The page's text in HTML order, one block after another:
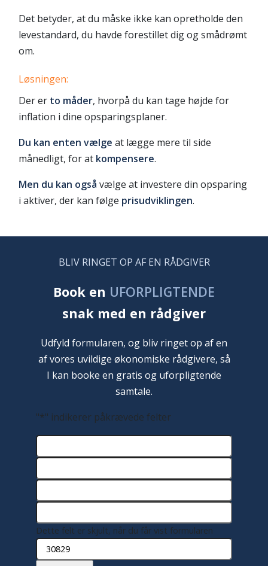
Det betyder, at du måske ikke kan opretholde den
levestandard, du havde forestillet dig og smådrømt
om.
Løsningen:
Der er to måder, hvorpå du kan tage højde for
inflation i dine opsparingsplaner.
Du kan enten vælge at lægge mere til side
månedligt, for at kompensere.
Men du kan også vælge at investere din opsparing
i aktiver, der kan følge prisudviklingen.
BLIV RINGET OP AF EN RÅDGIVER
Book en UFORPLIGTENDE
snak med en rådgiver
Udfyld formularen, og bliv ringet op af en
af vores uvildige økonomiske rådgivere, så
I kan booke en gratis og uforpligtende
samtale.
"*" indikerer påkrævede felter
Dette felt er skjult, når du får vist formularen